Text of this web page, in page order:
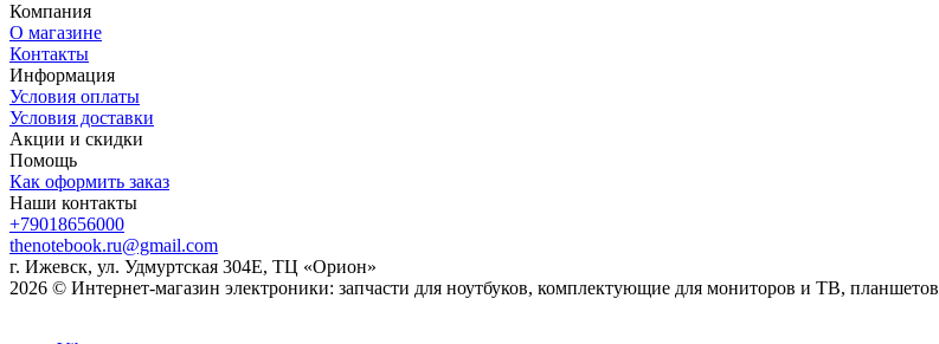
Компания
О магазине
Контакты
Информация
Условия оплаты
Условия доставки
Акции и скидки
Помощь
Как оформить заказ
Наши контакты
+79018656000
thenotebook.ru@gmail.com
г. Ижевск, ул. Удмуртская 304Е, ТЦ «Орион»
2026 © Интернет-магазин электроники: запчасти для ноутбуков, комплектующие для мониторов и ТВ, планшетов